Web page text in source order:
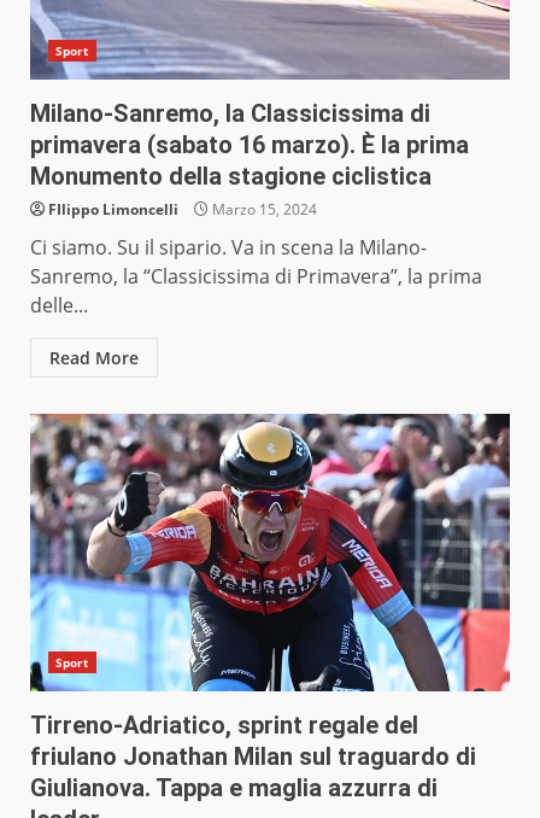
Sport
Milano-Sanremo, la Classicissima di
primavera (sabato 16 marzo). È la prima
Monumento della stagione ciclistica
FIlippo Limoncelli Marzo 15, 2024
Ci siamo. Su il sipario. Va in scena la Milano-
Sanremo, la “Classicissima di Primavera”, la prima
delle...
Read More
Sport
Tirreno-Adriatico, sprint regale del
friulano Jonathan Milan sul traguardo di
Giulianova. Tappa e maglia azzurra di